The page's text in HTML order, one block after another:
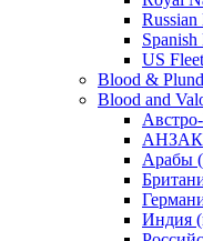
Spanish
US Fleet
Blood &
Blood and
АНЗАК
Арабы
Индия